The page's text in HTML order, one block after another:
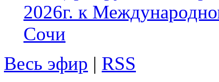
2026г. к
Сочи
Весь эфир | RSS